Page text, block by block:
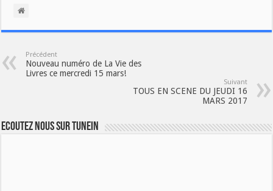
Précédent
Nouveau numéro de La Vie des
Livres ce mercredi 15 mars!
Suivant
TOUS EN SCENE DU JEUDI 16
MARS 2017
Ecoutez nous sur TuneIn